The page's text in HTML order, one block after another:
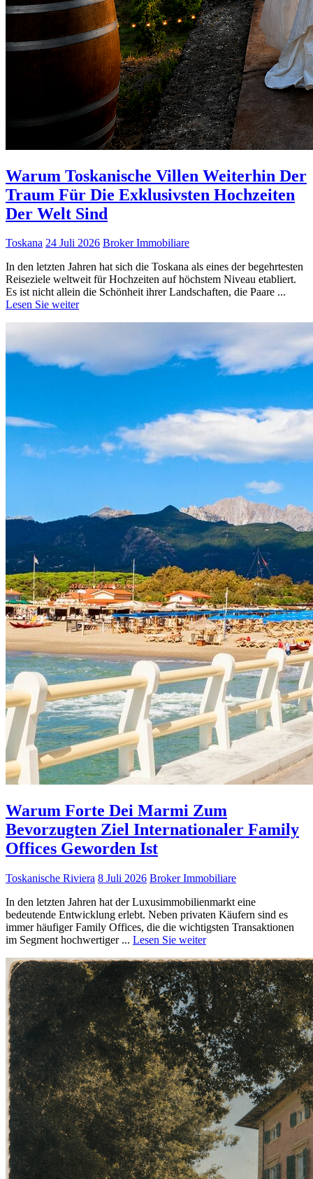
Warum Toskanische Villen Weiterhin Der
Traum Für Die Exklusivsten Hochzeiten
Der Welt Sind
Toskana 24 Juli 2026 Broker Immobiliare
In den letzten Jahren hat sich die Toskana als eines der begehrtesten
Reiseziele weltweit für Hochzeiten auf höchstem Niveau etabliert.
Es ist nicht allein die Schönheit ihrer Landschaften, die Paare ...
Lesen Sie weiter
Warum Forte Dei Marmi Zum
Bevorzugten Ziel Internationaler Family
Offices Geworden Ist
Toskanische Riviera 8 Juli 2026 Broker Immobiliare
In den letzten Jahren hat der Luxusimmobilienmarkt eine
bedeutende Entwicklung erlebt. Neben privaten Käufern sind es
immer häufiger Family Offices, die die wichtigsten Transaktionen
im Segment hochwertiger ... Lesen Sie weiter